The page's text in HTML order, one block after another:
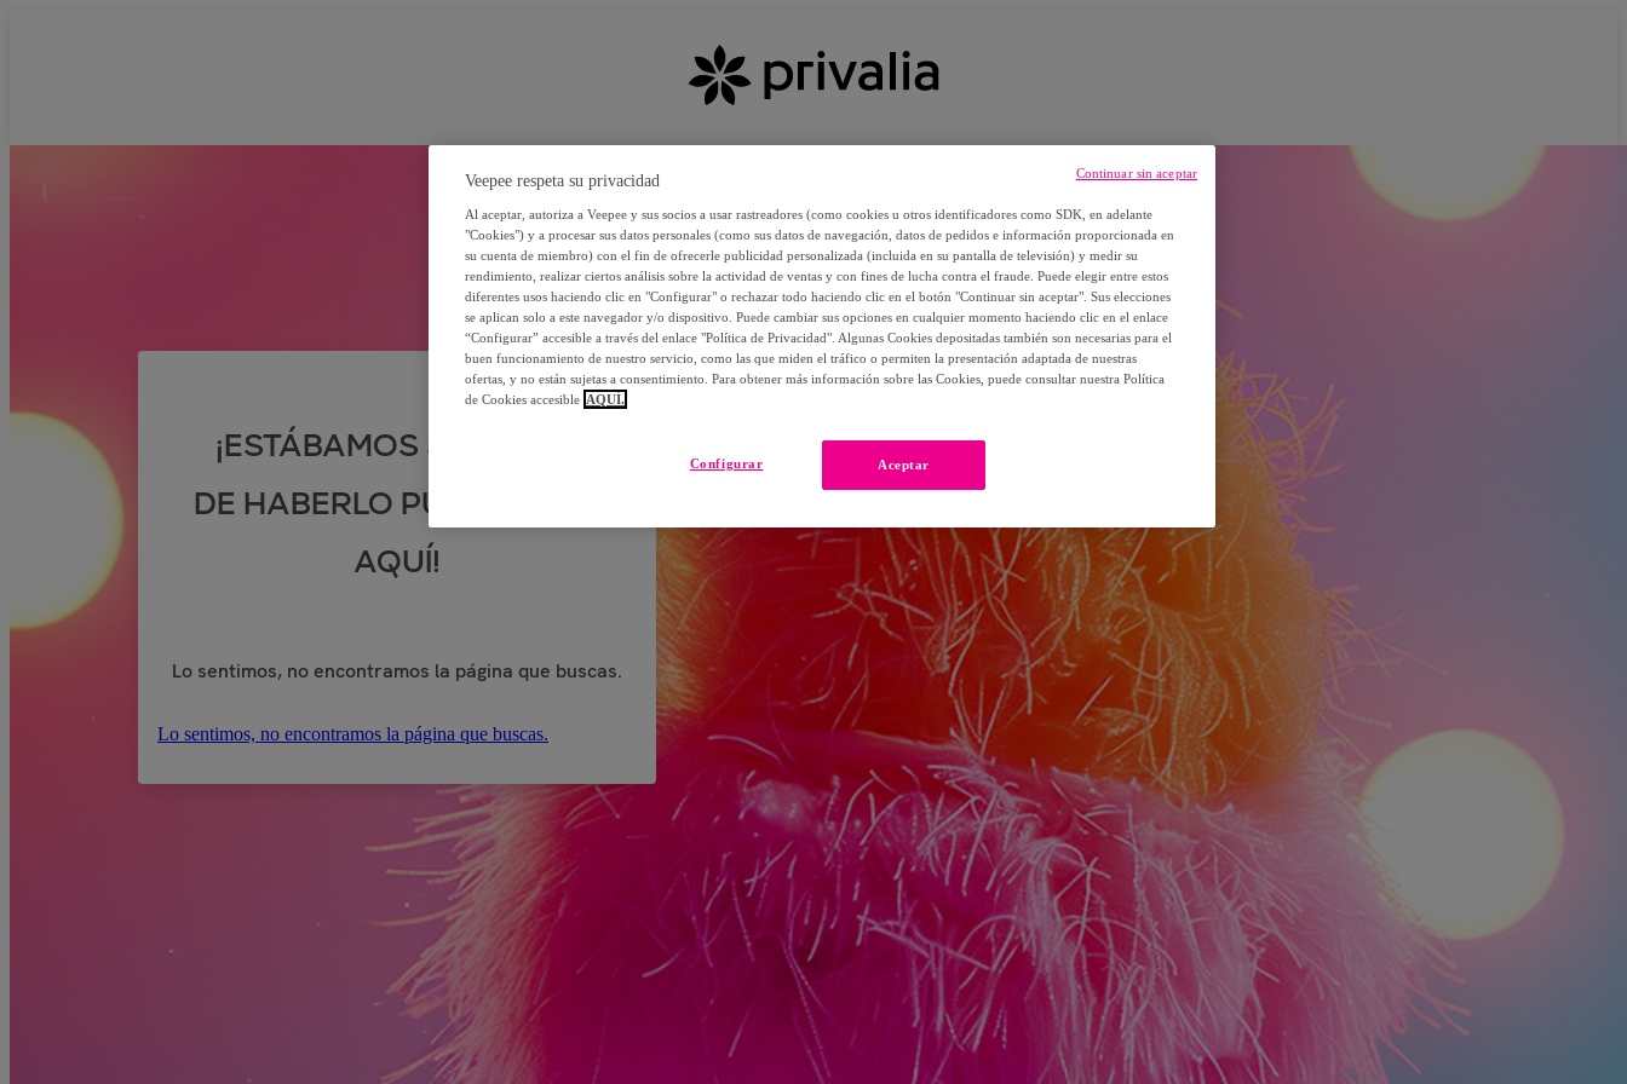
¡ESTÁBAMOS SEGUROS
DE HABERLO PUESTO POR
AQUÍ!
Lo sentimos, no encontramos la página que buscas.
Lo sentimos, no encontramos la página que buscas.
Veepee respeta su privacidad
Al aceptar, autoriza a Veepee y sus socios a usar rastreadores (como cookies u otros identificadores como SDK, en adelante
"Cookies") y a procesar sus datos personales (como sus datos de navegación, datos de pedidos e información proporcionada en
su cuenta de miembro) con el fin de ofrecerle publicidad personalizada (incluida en su pantalla de televisión) y medir su
rendimiento, realizar ciertos análisis sobre la actividad de ventas y con fines de lucha contra el fraude. Puede elegir entre estos
diferentes usos haciendo clic en "Configurar" o rechazar todo haciendo clic en el botón "Continuar sin aceptar". Sus elecciones
se aplican solo a este navegador y/o dispositivo. Puede cambiar sus opciones en cualquier momento haciendo clic en el enlace
“Configurar” accesible a través del enlace "Política de Privacidad". Algunas Cookies depositadas también son necesarias para el
buen funcionamiento de nuestro servicio, como las que miden el tráfico o permiten la presentación adaptada de nuestras
ofertas, y no están sujetas a consentimiento. Para obtener más información sobre las Cookies, puede consultar nuestra Política
de Cookies accesible AQUÍ.
Aceptar
Configurar
Continuar sin aceptar